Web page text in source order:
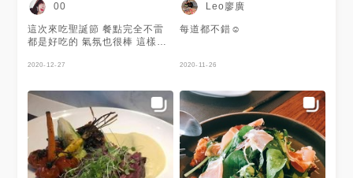
00
這次來吃聖誕節 餐點完全不雷
都是好吃的 氣氛也很棒 這樣兩
考 #肋眼 #牛排 #五分熟 很好吃
點海鹽 我喜歡牛排➕海鹽很單純
的味道 （他的 #薯泥 也好吃）
2020-12-27
Leo廖廣
每道都不錯☺️
2020-11-26